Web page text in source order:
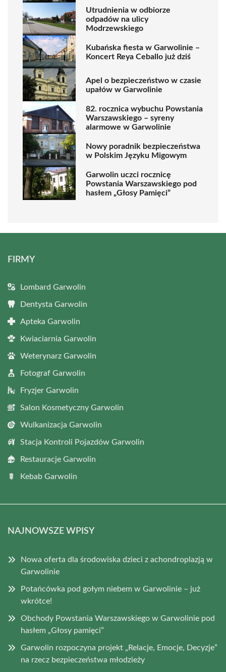
Utrudnienia w odbiorze
odpadów na ulicy
Modrzewskiego
Kubańska fiesta w Garwolinie –
Koncert Reya Ceballo już dziś
Apel o bezpieczeństwo w czasie
upałów w Garwolinie
82. rocznica wybuchu Powstania
Warszawskiego – syreny
alarmowe w Garwolinie
Nowy poradnik bezpieczeństwa
w Polskim Języku Migowym
Garwolin uczci rocznicę
Powstania Warszawskiego pod
hasłem „Głosy Pamięci”
FIRMY
Lombard Garwolin
Dentysta Garwolin
Apteka Garwolin
Kwiaciarnia Garwolin
Weterynarz Garwolin
Fotograf Garwolin
Fryzjer Garwolin
Salon Kosmetyczny Garwolin
Wulkanizacja Garwolin
Stacja Kontroli Pojazdów Garwolin
Restauracje Garwolin
Kebab Garwolin
NAJNOWSZE WPISY
Nowa oferta dla środowiska dzieci z achondroplazją w
Garwolinie
Potańcówka pod gołym niebem w Garwolinie – już
wkrótce!
Obchody Powstania Warszawskiego w Garwolinie pod
hasłem „Głosy pamięci”
Garwolin rozpoczyna projekt „Relacje, Emocje, Decyzje”
na rzecz bezpieczeństwa młodzieży